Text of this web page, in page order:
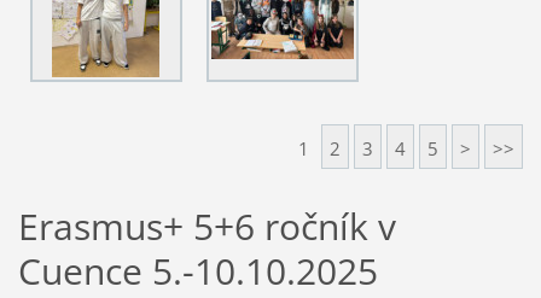
1 2 3 4 5 > >>
Erasmus+ 5+6 ročník v
Cuence 5.-10.10.2025